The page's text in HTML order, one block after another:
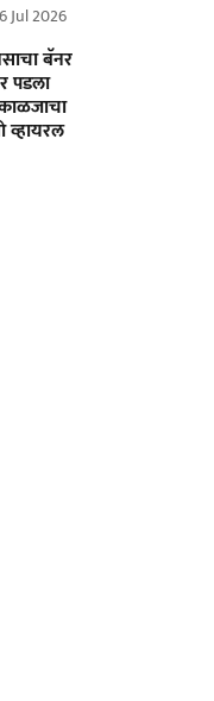
Jul 2026
बॅनर
पडला
व्हायरल